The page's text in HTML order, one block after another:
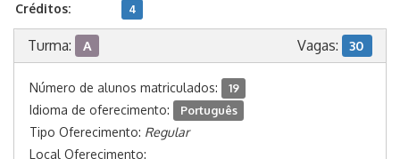
Créditos: 4
Turma: A Vagas: 30
Número de alunos matriculados: 19
Idioma de oferecimento: Português
Tipo Oferecimento: Regular
Local Oferecimento: